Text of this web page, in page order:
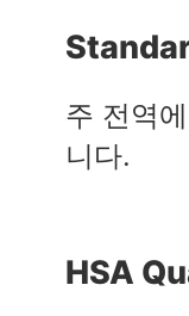
주 전역
니다.
HSA